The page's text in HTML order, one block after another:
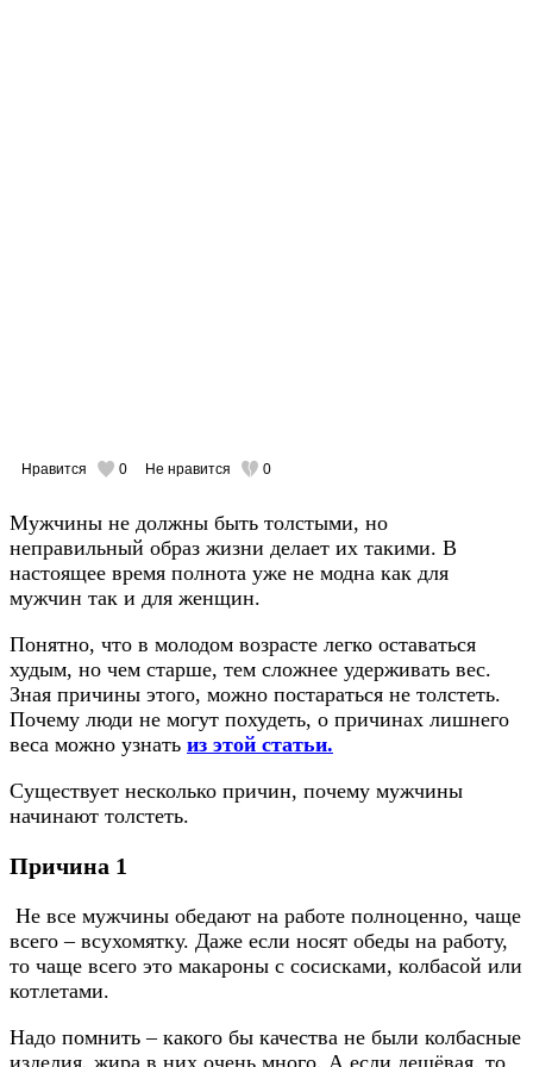
Нравится 0 Не нравится 0
Мужчины не должны быть толстыми, но
неправильный образ жизни делает их такими. В
настоящее время полнота уже не модна как для
мужчин так и для женщин.
Понятно, что в молодом возрасте легко оставаться
худым, но чем старше, тем сложнее удерживать вес.
Зная причины этого, можно постараться не толстеть.
Почему люди не могут похудеть, о причинах лишнего
веса можно узнать из этой статьи.
Существует несколько причин, почему мужчины
начинают толстеть.
Причина 1
Не все мужчины обедают на работе полноценно, чаще
всего – всухомятку. Даже если носят обеды на работу,
то чаще всего это макароны с сосисками, колбасой или
котлетами.
Надо помнить – какого бы качества не были колбасные